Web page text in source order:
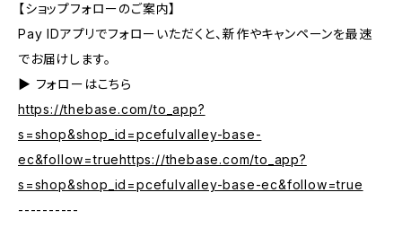
【ショップフォローのご案内】
Pay IDアプリでフォローいただくと、新作やキャンペーンを最速
でお届けします。
▶︎ フォローはこちら
https://thebase.com/to_app?
s=shop&shop_id=pcefulvalley-base-
ec&follow=truehttps://thebase.com/to_app?
s=shop&shop_id=pcefulvalley-base-ec&follow=true
----------